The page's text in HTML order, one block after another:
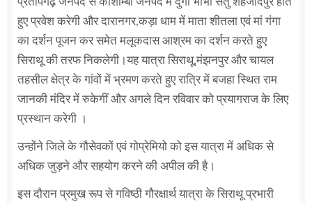
हुए प्रवेश करेगी और दारानगर,कड़ा धाम में माता शीतला एवं मां गंगा
का दर्शन पूजन कर समेत मलूकदास आश्रम का दर्शन करते हुए
सिराथू की तरफ निकलेगी।यह यात्रा सिराथू,मंझनपुर और चायल
तहसील क्षेत्र के गांवों में भ्रमण करते हुए रात्रि में बजहा स्थित राम
जानकी मंदिर में रुकेगीं और अगले दिन रविवार को प्रयागराज के लिए
प्रस्थान करेगी ।
उन्होंने जिले के गौसेवकों एवं गोप्रेमियो को इस यात्रा में अधिक से
अधिक जुड़ने और सहयोग करने की अपील की है।
इस दौरान प्रमुख रूप से गविष्ठी गौरक्षार्थ यात्रा के सिराथू प्रभारी